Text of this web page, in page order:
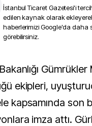
İstanbul Ticaret Gazetesi'i
edilen kaynak olarak
haberlerimizi Google'da daha
görebilirsiniz.
ekipleri,
kapsamında son
imza attı.